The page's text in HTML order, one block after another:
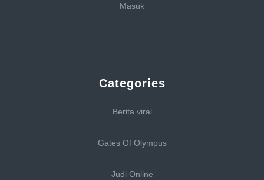
Masuk
Categories
Berita viral
Gates Of Olympus
Judi Online